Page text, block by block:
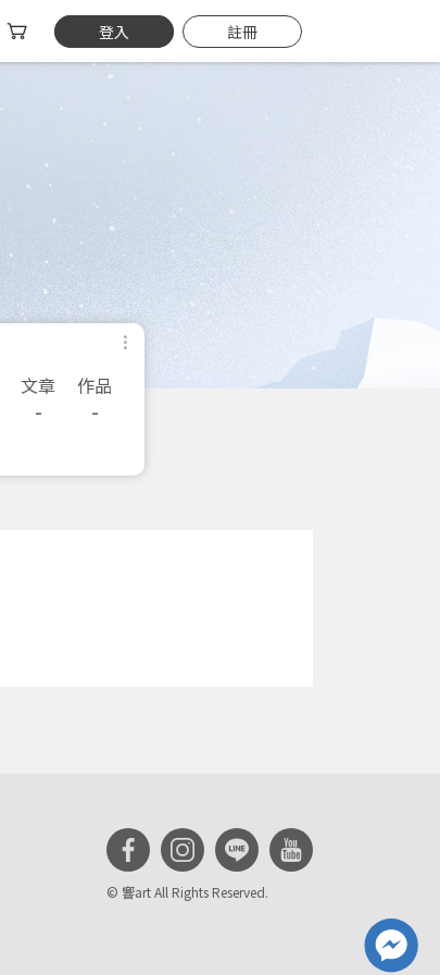
登入 註冊
文章
-
作品
-
© 響art All Rights Reserved.